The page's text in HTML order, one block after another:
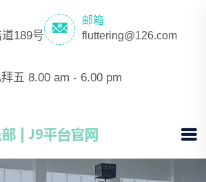
189号
邮箱
fluttering@126.com
五 8.00 am - 6.00 pm